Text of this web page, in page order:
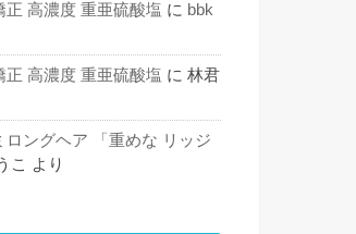
高濃度 重亜硫酸塩 に bbk
高濃度 重亜硫酸塩 に 林君
ロングヘア 「重めな リッジ
こ より